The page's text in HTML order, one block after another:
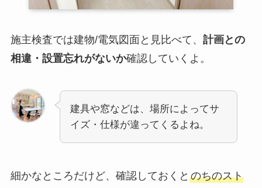
施主検査では建物/電気図面と見比べて、 計画との
相違・設置忘れがないか確認していくよ。
建具や窓などは、場所によってサ
イズ・仕様が違ってくるよね。
細かなところだけど、確認しておくと のちのスト